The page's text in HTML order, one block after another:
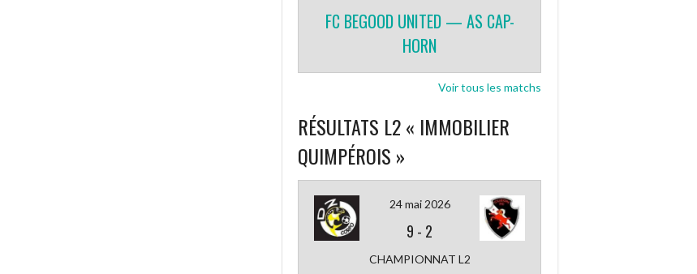
FC BEGOOD UNITED — AS CAP-
HORN
Voir tous les matchs
RÉSULTATS L2 « IMMOBILIER
QUIMPÉROIS »
24 mai 2026
9 - 2
CHAMPIONNAT L2